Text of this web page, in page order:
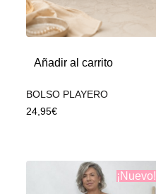
Añadir al carrito
BOLSO PLAYERO
24,95€
¡Nuevo!